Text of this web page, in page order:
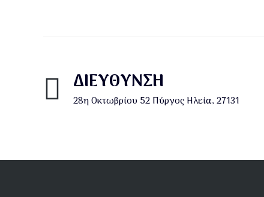
ΔΙΕΎΘΥΝΣΗ
28η Οκτωβρίου 52 Πύργος Ηλεία, 27131